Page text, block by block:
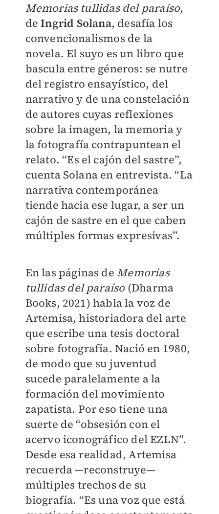
Memorias tullidas del paraíso,
deIngrid Solana, desafía los
convencionalismos de la
novela. El suyo es un libro que
bascula entre géneros: se nutre
del registro ensayístico, del
narrativo y de una constelación
de autores cuyas reflexiones
sobre la imagen, la memoria y
la fotografía contrapuntean el
relato. “Es el cajón del sastre”,
cuenta Solana en entrevista. “La
narrativa contemporánea
tiende hacia ese lugar, a ser un
cajón de sastre en el que caben
múltiples formas expresivas”.
En las páginas de Memorias
tullidas del paraíso(Dharma
Books, 2021) habla la voz de
Artemisa, historiadora del arte
que escribe una tesis doctoral
sobre fotografía. Nació en 1980,
de modo que su juventud
sucede paralelamente a la
formación del movimiento
zapatista. Por eso tiene una
suerte de “obsesión con el
acervo iconográfico del EZLN”.
Desde esa realidad, Artemisa
recuerda —reconstruye—
múltiples trechos de su
biografía. “Es una voz que está